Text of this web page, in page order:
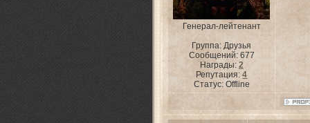
Генерал-лейтенант
Группа: Друзья
Сообщений: 677
Награды: 2
Репутация:4
Статус: Offline